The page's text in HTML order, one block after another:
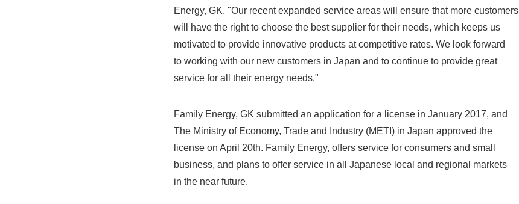
Energy, GK. "Our recent expanded service areas will ensure that more customers
will have the right to choose the best supplier for their needs, which keeps us
motivated to provide innovative products at competitive rates. We look forward
to working with our new customers in Japan and to continue to provide great
service for all their energy needs."
Family Energy, GK submitted an application for a license in January 2017, and
The Ministry of Economy, Trade and Industry (METI) in Japan approved the
license on April 20th. Family Energy, offers service for consumers and small
business, and plans to offer service in all Japanese local and regional markets
in the near future.